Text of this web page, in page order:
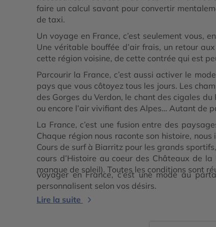
faire un calcul savant pour convertir
de taxi.
Un voyage en France, c’est seulement vous,
Une véritable bouffée d’air frais, un retour
cette région voisine, de cette contrée qui est
Parcourir la France, c’est aussi activer le
pays que vous côtoyez tous les jours. Les
des Gorges du Verdon, le chant des cigales
ou encore l’air vivifiant des Alpes… Autant de
La France, c’est une fusion entre des
Chaque région nous raconte son histoire,
Cours de surf à Biarritz pour les grands
cours d’Histoire au coeur des Châteaux de
manque de soleil). Toutes les conditions sont
Voyager en France, c’est une mode au
personnalisent selon vos désirs.
Lire la suite